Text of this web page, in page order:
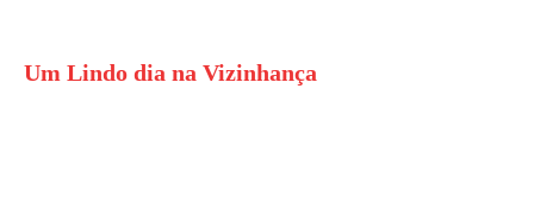
Um Lindo dia na Vizinhança